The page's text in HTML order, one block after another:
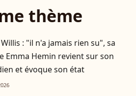
thème
: "il n'a jamais rien su", sa
Emma Hemin revient sur son
et évoque son état